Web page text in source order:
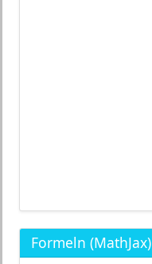
Formeln (MathJax)